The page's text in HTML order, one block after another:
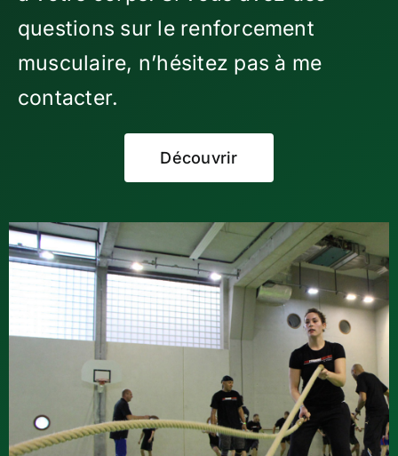
questions sur le renforcement
musculaire, n’hésitez pas à me
contacter.
Découvrir